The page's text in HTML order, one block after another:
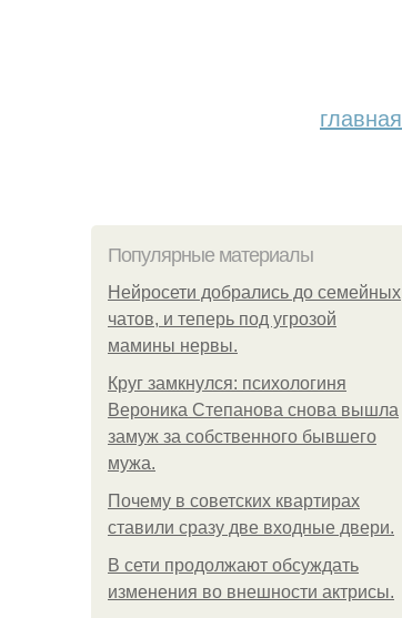
главная
Популярные материалы
Нейросети добрались до семейных
чатов, и теперь под угрозой
мамины нервы.
Круг замкнулся: психологиня
Вероника Степанова снова вышла
замуж за собственного бывшего
мужа.
Почему в советских квартирах
ставили сразу две входные двери.
В сети продолжают обсуждать
изменения во внешности актрисы.